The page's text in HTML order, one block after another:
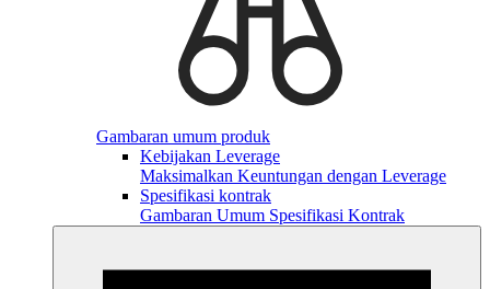
Gambaran umum produk
Kebijakan Leverage
Maksimalkan Keuntungan dengan Leverage
Spesifikasi kontrak
Gambaran Umum Spesifikasi Kontrak